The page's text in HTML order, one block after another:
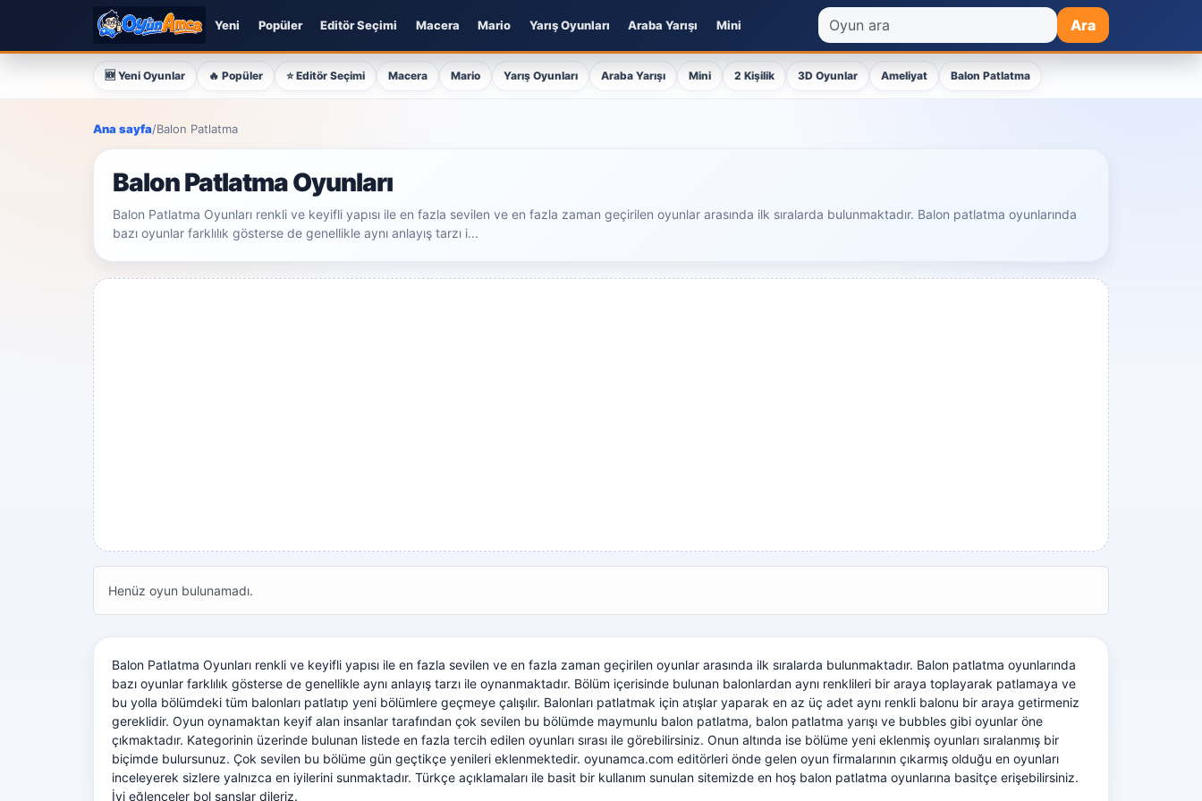
Yeni Popüler Editör Seçimi Macera Mario Yarış Oyunları Araba Yarışı Mini Ara
🆕 Yeni Oyunlar 🔥 Popüler ⭐ Editör Seçimi Macera Mario Yarış Oyunları Araba Yarışı Mini 2 Kişilik 3D Oyunlar Ameliyat Balon Patlatma
Ana sayfa/Balon Patlatma
Balon Patlatma Oyunları
Balon Patlatma Oyunları renkli ve keyifli yapısı ile en fazla sevilen ve en fazla zaman geçirilen oyunlar arasında ilk sıralarda bulunmaktadır. Balon patlatma oyunlarında
bazı oyunlar farklılık gösterse de genellikle aynı anlayış tarzı i...
Henüz oyun bulunamadı.
Balon Patlatma Oyunları renkli ve keyifli yapısı ile en fazla sevilen ve en fazla zaman geçirilen oyunlar arasında ilk sıralarda bulunmaktadır. Balon patlatma oyunlarında
bazı oyunlar farklılık gösterse de genellikle aynı anlayış tarzı ile oynanmaktadır. Bölüm içerisinde bulunan balonlardan aynı renklileri bir araya toplayarak patlamaya ve
bu yolla bölümdeki tüm balonları patlatıp yeni bölümlere geçmeye çalışılır. Balonları patlatmak için atışlar yaparak en az üç adet aynı renkli balonu bir araya getirmeniz
gereklidir. Oyun oynamaktan keyif alan insanlar tarafından çok sevilen bu bölümde maymunlu balon patlatma, balon patlatma yarışı ve bubbles gibi oyunlar öne
çıkmaktadır. Kategorinin üzerinde bulunan listede en fazla tercih edilen oyunları sırası ile görebilirsiniz. Onun altında ise bölüme yeni eklenmiş oyunları sıralanmış bir
biçimde bulursunuz. Çok sevilen bu bölüme gün geçtikçe yenileri eklenmektedir. oyunamca.com editörleri önde gelen oyun firmalarının çıkarmış olduğu en oyunları
inceleyerek sizlere yalnızca en iyilerini sunmaktadır. Türkçe açıklamaları ile basit bir kullanım sunulan sitemizde en hoş balon patlatma oyunlarına basitçe erişebilirsiniz.
İyi eğlenceler bol şanslar dileriz.